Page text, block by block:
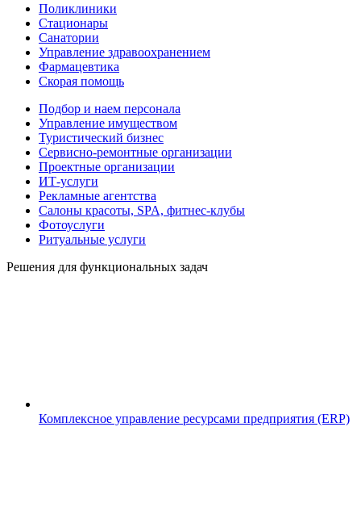
Поликлиники
Стационары
Санатории
Управление здравоохранением
Фармацевтика
Скорая помощь
Подбор и наем персонала
Управление имуществом
Туристический бизнес
Сервисно-ремонтные организации
Проектные организации
ИТ-услуги
Рекламные агентства
Салоны красоты, SPA, фитнес-клубы
Фотоуслуги
Ритуальные услуги
Решения для функциональных задач
Комплексное управление ресурсами предприятия (ERP)